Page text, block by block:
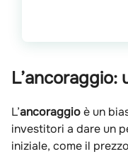
L’ancoraggioè un
investitori a dare un
iniziale, come il